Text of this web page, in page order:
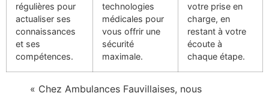
régulières pour
actualiser ses
connaissances
et ses
compétences.
technologies
médicales pour
vous offrir une
sécurité
maximale.
votre prise en
charge, en
restant à votre
écoute à
chaque étape.
« Chez Ambulances Fauvillaises, nous